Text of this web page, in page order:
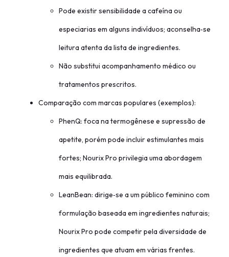
Pode existir sensibilidade a cafeína ou
especiarias em alguns indivíduos; aconselha‑se
leitura atenta da lista de ingredientes.
Não substitui acompanhamento médico ou
tratamentos prescritos.
Comparação com marcas populares (exemplos):
PhenQ: foca na termogênese e supressão de
apetite, porém pode incluir estimulantes mais
fortes; Nourix Pro privilegia uma abordagem
mais equilibrada.
LeanBean: dirige‑se a um público feminino com
formulação baseada em ingredientes naturais;
Nourix Pro pode competir pela diversidade de
ingredientes que atuam em várias frentes.